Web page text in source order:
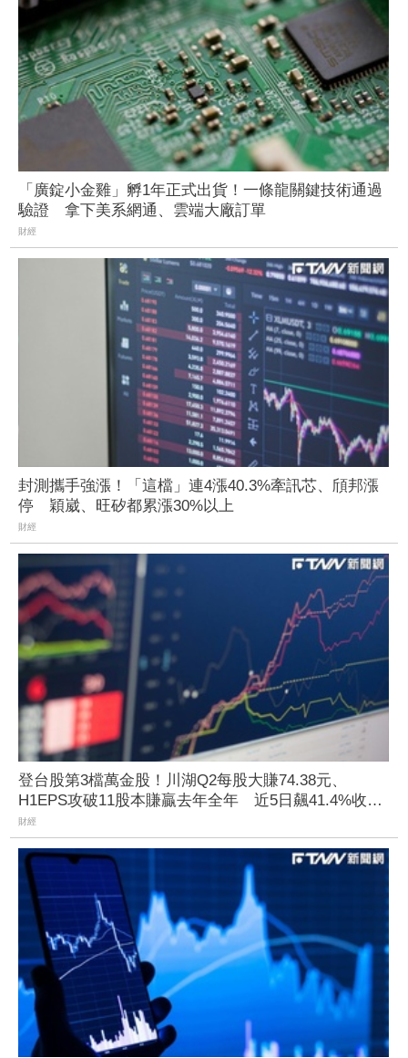
「廣錠小金雞」孵1年正式出貨！一條龍關鍵技術通過
驗證 拿下美系網通、雲端大廠訂單
財經
封測攜手強漲！「這檔」連4漲40.3%牽訊芯、頎邦漲
停 穎崴、旺矽都累漲30%以上
財經
登台股第3檔萬金股！川湖Q2每股大賺74.38元、
H1EPS攻破11股本賺贏去年全年 近5日飆41.4%收
10100元
財經